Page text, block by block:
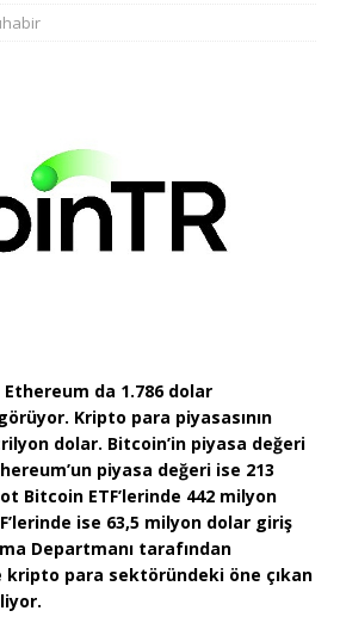
da 1.786 dolar
Kripto para piyasasının
dolar. Bitcoin’in piyasa değeri
piyasa değeri ise 213
Bitcoin ETF’lerinde 442 milyon
ise 63,5 milyon dolar giriş
Departmanı tarafından
kripto para sektöründeki öne çıkan